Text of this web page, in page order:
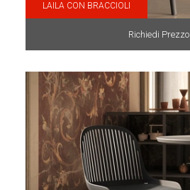
LAILA CON BRACCIOLI
Richiedi Prezzo